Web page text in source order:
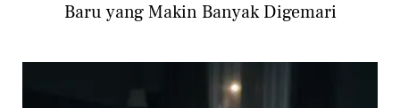
Baru yang Makin Banyak Digemari